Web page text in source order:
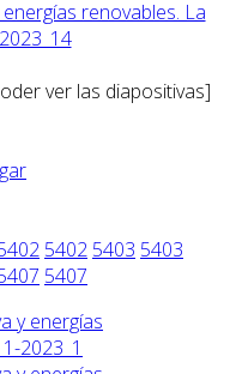
ver las diapositivas]
5402 5403 5403
5407